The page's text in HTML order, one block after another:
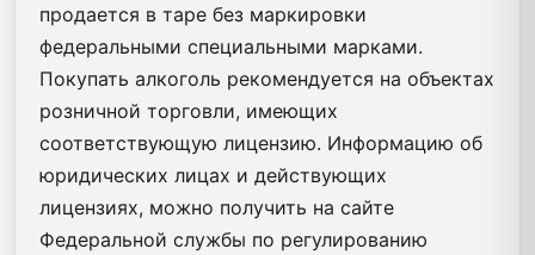
продается в таре без маркировки
федеральными специальными марками.
Покупать алкоголь рекомендуется на объектах
розничной торговли, имеющих
соответствующую лицензию. Информацию об
юридических лицах и действующих
лицензиях, можно получить на сайте
Федеральной службы по регулированию